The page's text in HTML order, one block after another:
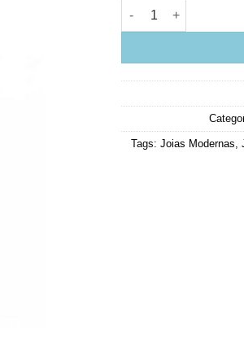
Colar Estilo Joia
Tags: Joias Modernas